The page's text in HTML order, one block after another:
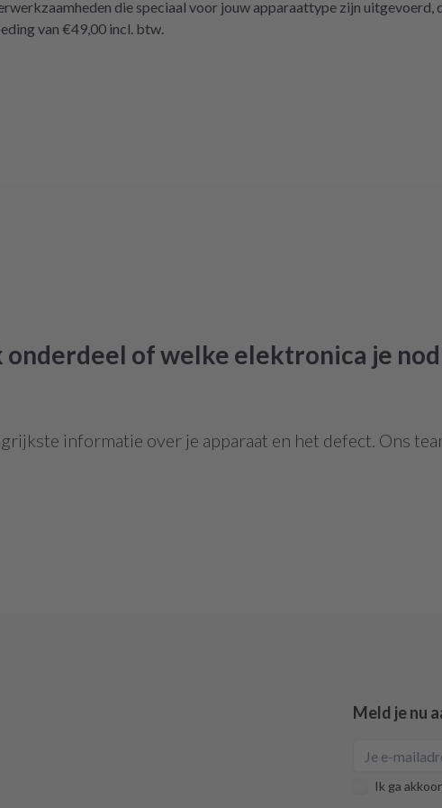
müssen. Aber gut zu wissen,
Möglichkeit gibt! Werden wir
die speciaal voor jouw apparaattype zijn
van €49,00 incl. btw.
of welke elektronica je
informatie over je apparaat en het defect. Ons
Meld je nu
Ik ga